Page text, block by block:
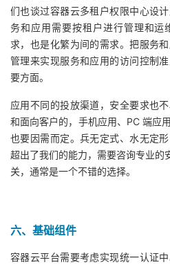
们也谈过容器云多租户权限中心设
务和应用需要按租户进行管理和运
求，也是化繁为间的需求。把服务
管理来实现服务和应用的访问控制
要方面。
应用不同的投放渠道，安全要求也
和面向客户的，手机应用、PC 端应
也要因需而定。兵无定式、水无定
超出了我们的能力，需要咨询专业的
关，通常是一个不错的选择。
六、基础组件
容器云平台需要考虑实现统一认证